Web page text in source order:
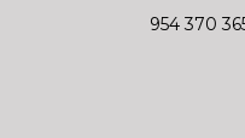
954 370